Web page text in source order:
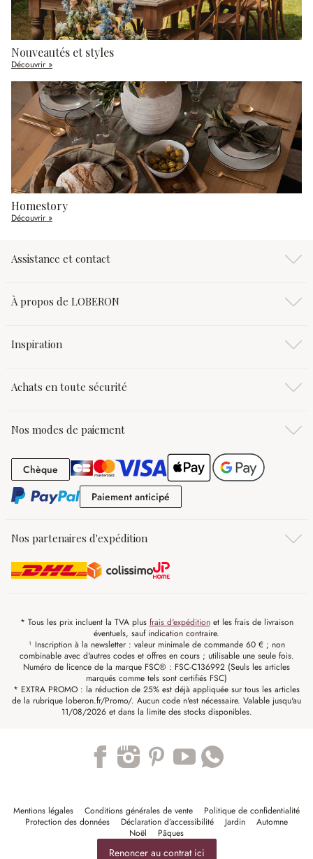
Nouveautés et styles
Découvrir »
Homestory
Découvrir »
Assistance et contact
À propos de LOBERON
Inspiration
Achats en toute sécurité
Nos modes de paiement
Chèque Chèque
Paiement anticipé
Nos partenaires d'expédition
* Tous les prix incluent la TVA plus frais d'expéditionet les frais de livraison
éventuels, sauf indication contraire.
¹ Inscription à la newsletter : valeur minimale de commande 60 € ; non
combinable avec d'autres codes et offres en cours ; utilisable une seule fois.
Numéro de licence de la marque FSC® : FSC-C136992 (Seuls les articles
marqués comme tels sont certifiés FSC)
* EXTRA PROMO : la réduction de 25% est déjà appliquée sur tous les articles
de la rubrique loberon.fr/Promo/. Aucun code n'est nécessaire. Valable jusqu'au
11/08/2026 et dans la limite des stocks disponibles.
Mentions légales Conditions générales de vente
Politique de confidentialité
Protection des données
Déclaration d’accessibilité Jardin
Automne
Noël
Pâques
Renoncer au contrat ici